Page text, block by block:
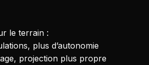
le terrain :
plus d’autonomie
projection plus propre